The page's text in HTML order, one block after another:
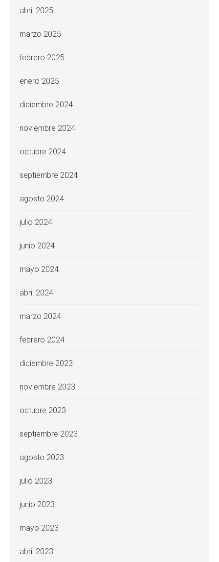
abril 2025
marzo 2025
febrero 2025
enero 2025
diciembre 2024
noviembre 2024
octubre 2024
septiembre 2024
agosto 2024
julio 2024
junio 2024
mayo 2024
abril 2024
marzo 2024
febrero 2024
diciembre 2023
noviembre 2023
octubre 2023
septiembre 2023
agosto 2023
julio 2023
junio 2023
mayo 2023
abril 2023